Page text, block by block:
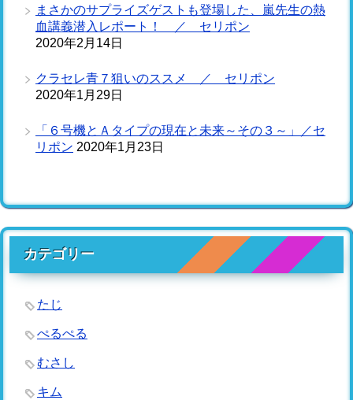
まさかのサプライズゲストも登場した、嵐先生の熱
血講義潜入レポート！ ／ セリポン
2020年2月14日
クラセレ青７狙いのススメ ／ セリポン
2020年1月29日
「６号機とＡタイプの現在と未来～その３～」／セ
リポン 2020年1月23日
カテゴリー
たじ
ぺるぺる
むさし
キム